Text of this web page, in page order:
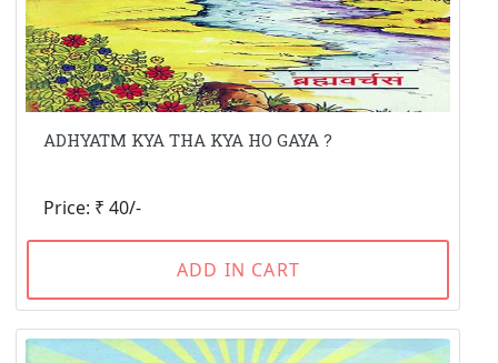
ADHYATM KYA THA KYA HO GAYA ?
Price: ₹ 40/-
ADD IN CART